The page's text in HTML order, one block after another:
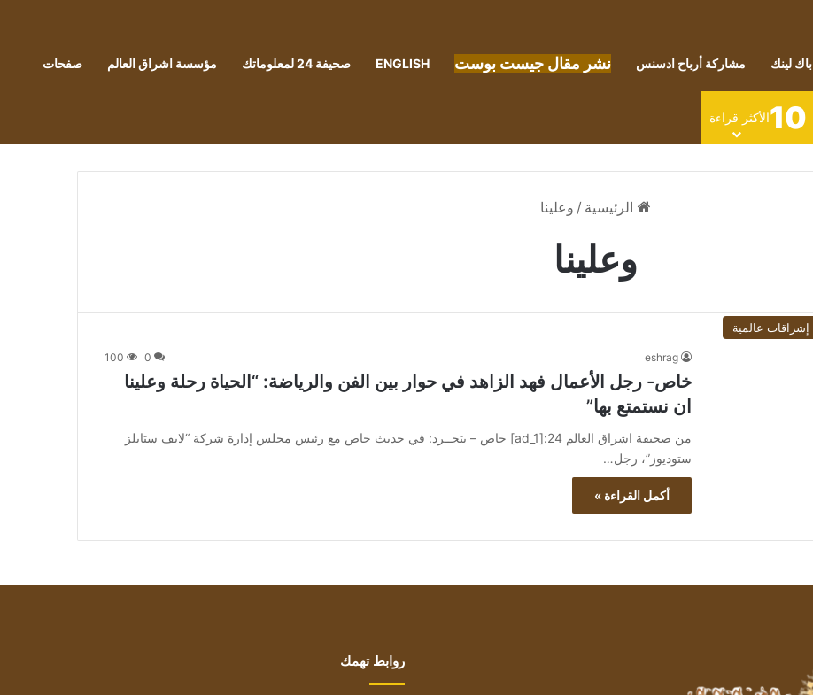
باك لينك مشاركة أرباح ادسنس نشر مقال جيست بوست ENGLISH صحيفة 24 لمعلوماتك مؤسسة اشراق العالم صفحات
10الأكثر قراءة
الرئيسية / وعلينا
وعلينا
إشراقات عالمية
eshrag
0
100
خاص- رجل الأعمال فهد الزاهد في حوار بين الفن والرياضة: “الحياة رحلة وعلينا
ان نستمتع بها”
من صحيفة اشراق العالم 24:[ad_1] خاص – بتجــرد: في حديث خاص مع رئيس مجلس إدارة شركة “لايف ستايلز
ستوديوز”، رجل…
أكمل القراءة »
روابط تهمك